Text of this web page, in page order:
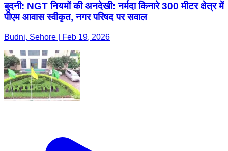
बुदनी: NGT नियमों की अनदेखी: नर्मदा किनारे 300 मीटर क्षेत्र में
पीएम आवास स्वीकृत, नगर परिषद पर सवाल
Budni, Sehore | Feb 19, 2026